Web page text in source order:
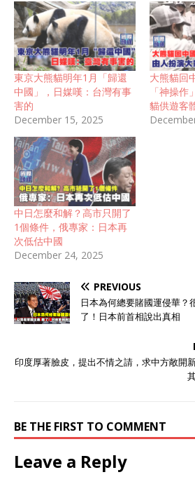
東京大熊貓明年1月「歸還
中國」，日媒嘆：台灣有事
害的
December 15, 2025
大熊貓回
「神操
貓供遊客
中日怎麼和解？高市只開了
1個條件，俄專家：日本再
次低估中國
December 24, 2025
PREVIOUS
日本為何總要賭國運侵華？
了！日本前首相說出真相
印度厚著臉皮，提出不情之請，求中方敞開
BE THE FIRST TO COMMENT
Leave a Reply